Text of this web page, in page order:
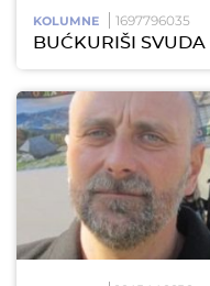
KOLUMNE 1697796035
BUĆKURIŠI